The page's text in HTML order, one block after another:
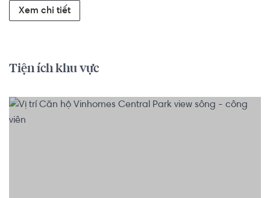
Xem chi tiết
Tiện ích khu vực